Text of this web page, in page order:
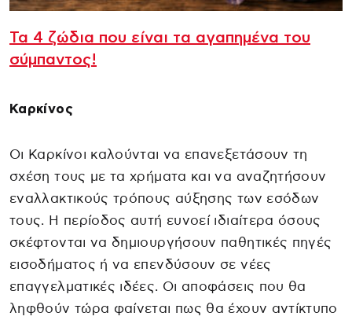
Τα 4 ζώδια που είναι τα αγαπημένα του
σύμπαντος!
Καρκίνος
Οι Καρκίνοι καλούνται να επανεξετάσουν τη
σχέση τους με τα χρήματα και να αναζητήσουν
εναλλακτικούς τρόπους αύξησης των εσόδων
τους. Η περίοδος αυτή ευνοεί ιδιαίτερα όσους
σκέφτονται να δημιουργήσουν παθητικές πηγές
εισοδήματος ή να επενδύσουν σε νέες
επαγγελματικές ιδέες. Οι αποφάσεις που θα
ληφθούν τώρα φαίνεται πως θα έχουν αντίκτυπο